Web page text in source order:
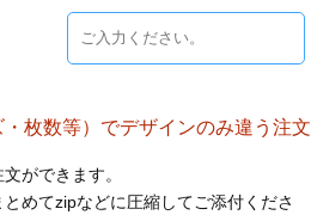
枚数等）でデザインのみ違う注文
ができます。
めてzipなどに圧縮してご添付くださ